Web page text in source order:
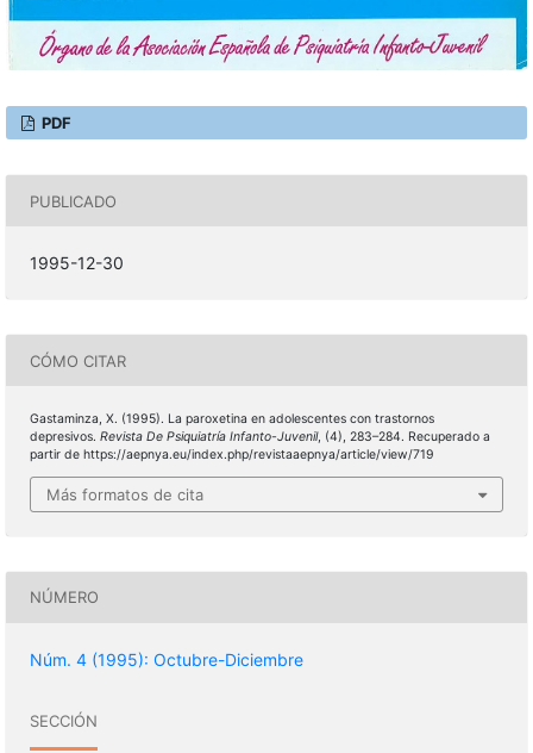
PDF
PUBLICADO
1995-12-30
CÓMO CITAR
Gastaminza, X. (1995). La paroxetina en adolescentes con trastornos
depresivos. Revista De Psiquiatría Infanto-Juvenil, (4), 283–284. Recuperado a
partir de https://aepnya.eu/index.php/revistaaepnya/article/view/719
Más formatos de cita
NÚMERO
Núm. 4 (1995): Octubre-Diciembre
SECCIÓN